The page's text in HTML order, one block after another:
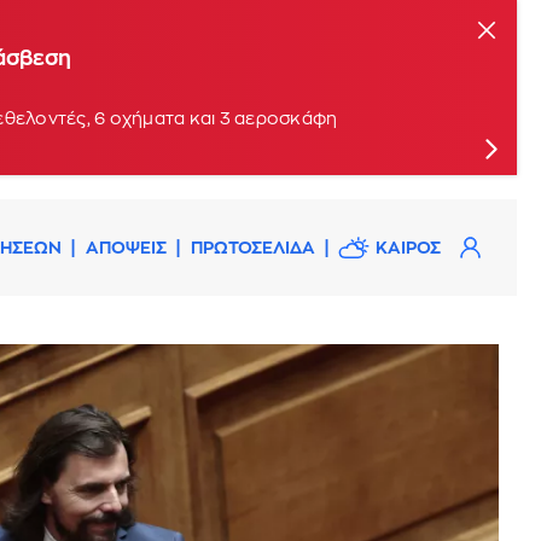
6 οχήματα και 3 αεροσκάφη
ΑΠΟΨΕΙΣ ΠΡΩΤΟΣΕΛΙΔΑ ΚΑΙΡΟΣ